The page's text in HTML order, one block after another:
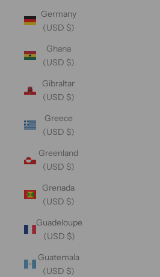
Germany
(USD $)
Ghana
(USD $)
Gibraltar
(USD $)
Greece
(USD $)
Greenland
(USD $)
Grenada
(USD $)
Guadeloupe
(USD $)
Guatemala
(USD $)